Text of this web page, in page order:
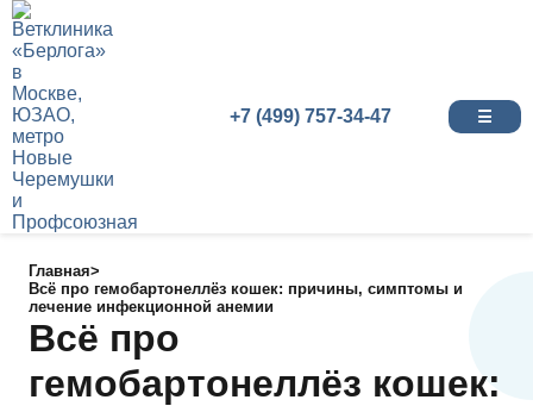
+7 (499) 757-34-47 ☰
Главная>
Всё про гемобартонеллёз кошек: причины, симптомы и
лечение инфекционной анемии
Всё про
гемобартонеллёз кошек: